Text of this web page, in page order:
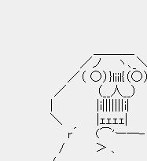
／ノ ヽ､_
／（ ○）}liil{（
／ （__人__）
| |i|||||||i|
＼ |ｪｪｪｪ|
r´ (⌒'ー―-
/ ＞ 、 ヽ